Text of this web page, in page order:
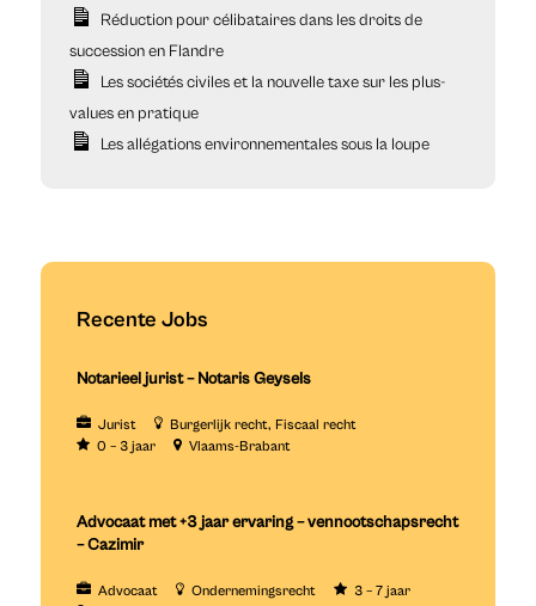
Réduction pour célibataires dans les droits de
succession en Flandre
Les sociétés civiles et la nouvelle taxe sur les plus-
values en pratique
Les allégations environnementales sous la loupe
Recente Jobs
Notarieel jurist – Notaris Geysels
Jurist Burgerlijk recht Fiscaal recht
0 – 3 jaar
Vlaams-Brabant
Advocaat met +3 jaar ervaring – vennootschapsrecht
– Cazimir
Advocaat Ondernemingsrecht
3 – 7 jaar